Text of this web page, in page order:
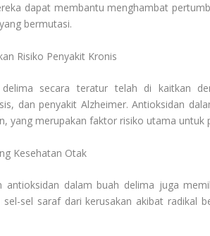
dapat membantu menghambat
bermutasi.
Risiko Penyakit Kronis
delima secara teratur telah di kaitkan
dan penyakit Alzheimer. Antioksidan
yang merupakan faktor risiko utama untuk
Kesehatan Otak
antioksidan dalam buah delima juga
sel-sel saraf dari kerusakan akibat radikal